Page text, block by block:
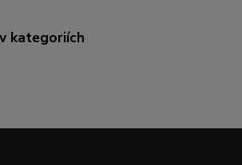
kategoriích